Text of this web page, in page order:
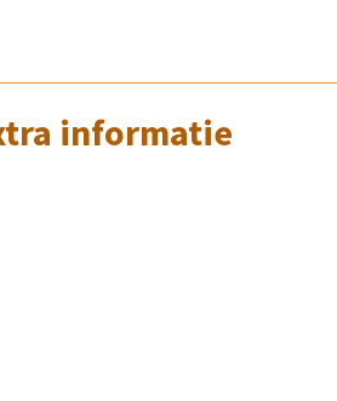
informatie